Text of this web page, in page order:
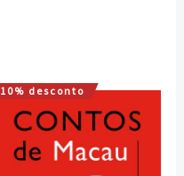
10% desconto
O
preço
original
era:
7,50 €.
O
preço
atual
é:
6,75 €.